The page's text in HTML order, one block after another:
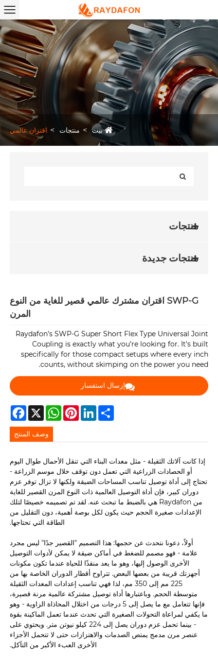
بيت منتجات اقتران عالمي
منتجات
منتجات جديدة
SWP-G اقتران مشترك عالمي قصير للغاية من النوع
المرن
Raydafon’s SWP-G Super Short Flex Type Universal Joint
Coupling is exactly what you’re looking for. It’s built
specifically for those compact setups where every inch
counts, without skimping on the power you need.
إرسال استفسار
X
WhatsAppPinterestLinkedInShare
وصف المنتج
إذا كانت آلاتك الثقيلة - مثل معدات البناء التي تنقل الأحمال طوال اليوم
أو الحصادات الزراعية التي تعمل دون توقف خلال موسم الزراعة -
تحتاج إلى أداة توصيل تناسب المساحات الضيقة ولكنها لا تزال توفر عزم
دوران كبير، فإن أداة التوصيل العالمية ذات النوع المرن القصير للغاية
من Raydafon هي بالضبط ما تبحث عنه. لقد تم تصميمه خصيصًا لتلك
الإعدادات صغيرة الحجم حيث يكون لكل بوصة أهمية، دون التقليل من
الطاقة التي تحتاجها.
أولاً، دعونا نتحدث عن حجمها: هذا التصميم "القصير جدًا" ليس مجرد
علامة - فهو مصمم للضغط في أماكن ضيقة لا يمكن لأدوات التوصيل
الأخرى الوصول إليها، وهو ما يعد منقذًا للحياة عندما تكون مكونات
أجهزتك قريبة من بعضها البعض. تتراوح أقطار الدوران الخاصة بها من
225 مم إلى 350 مم، لذا فهي تناسب إعدادات المعدات الثقيلة
متوسطة الحجم. وباعتبارها أداة توصيل مشتركة عالمية مرنة قصيرة،
فإنها تتعامل مع ما يصل إلى 5 درجات من اختلال المحاذاة الزاوية - وهو
ما يكفي لمراعاة التحولات الصغيرة التي تحدث عندما تعمل الماكينة بقوة
- بينما تحمل عزم دوران يصل إلى 224 كيلو نيوتن متر. ويحتوي على
عنصر مرن مدمج يمتص الصدمات والاهتزازات حتى لا تتحمل الأجزاء
الأخرى العبء الأكبر من التآكل.